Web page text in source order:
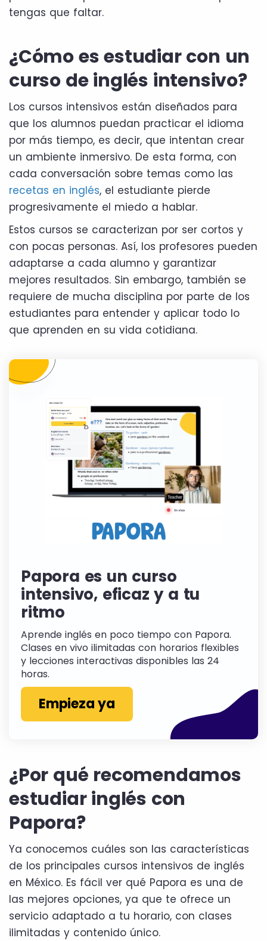
tengas que faltar.
¿Cómo es estudiar con un
curso de inglés intensivo?
Los cursos intensivos están diseñados para
que los alumnos puedan practicar el idioma
por más tiempo, es decir, que intentan crear
un ambiente inmersivo. De esta forma, con
cada conversación sobre temas como las
recetas en inglés, el estudiante pierde
progresivamente el miedo a hablar.
Estos cursos se caracterizan por ser cortos y
con pocas personas. Así, los profesores pueden
adaptarse a cada alumno y garantizar
mejores resultados. Sin embargo, también se
requiere de mucha disciplina por parte de los
estudiantes para entender y aplicar todo lo
que aprenden en su vida cotidiana.
Papora es un curso
intensivo, eficaz y a tu
ritmo
Aprende inglés en poco tiempo con Papora.
Clases en vivo ilimitadas con horarios flexibles
y lecciones interactivas disponibles las 24
horas.
Empieza ya
¿Por qué recomendamos
estudiar inglés con
Papora?
Ya conocemos cuáles son las características
de los principales cursos intensivos de inglés
en México. Es fácil ver qué Papora es una de
las mejores opciones, ya que te ofrece un
servicio adaptado a tu horario, con clases
ilimitadas y contenido único.